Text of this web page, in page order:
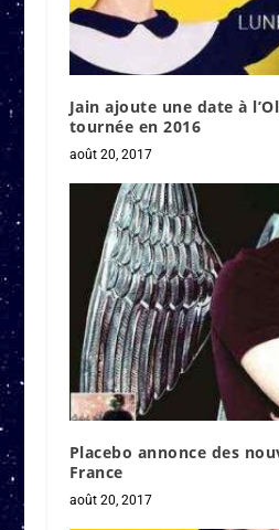
Jain ajoute une date à
tournée en 2016
août 20, 2017
Placebo annonce des
France
août 20, 2017